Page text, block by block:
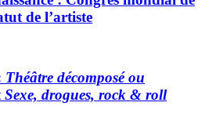
de l’artiste
Théâtre décomposé ou
Sexe, drogues, rock & roll